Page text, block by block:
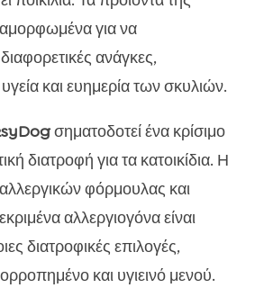
για να
ανάγκες,
και ευημερία των σκυλιών.
σηματοδοτεί ένα κρίσιμο
διατροφή για τα κατοικίδια. Η
φόρμουλας και
αλλεργιογόνα είναι
διατροφικές επιλογές,
και υγιεινό μενού.